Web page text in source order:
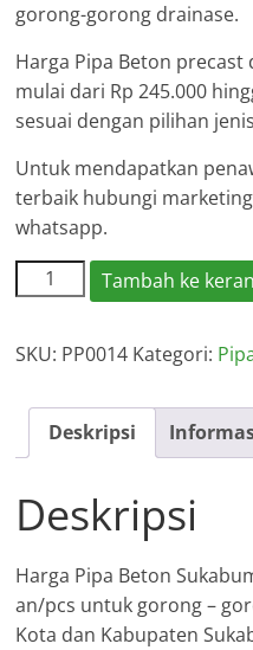
gorong-gorong drainase.
Harga Pipa Beton precast
mulai dari Rp 245.000
sesuai dengan pilihan
Untuk mendapatkan
terbaik hubungi
whatsapp.
Kuantitas
Harga
Beton
Tambah ke
SKU: PP0014 Kategori:
Deskripsi
Deskripsi
Harga Pipa Beton
an/pcs untuk gorong –
Kota dan Kabupaten